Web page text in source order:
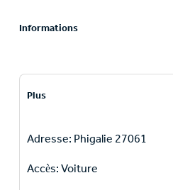
Informations
Plus
Adresse: Phigalie 27061
Accès: Voiture